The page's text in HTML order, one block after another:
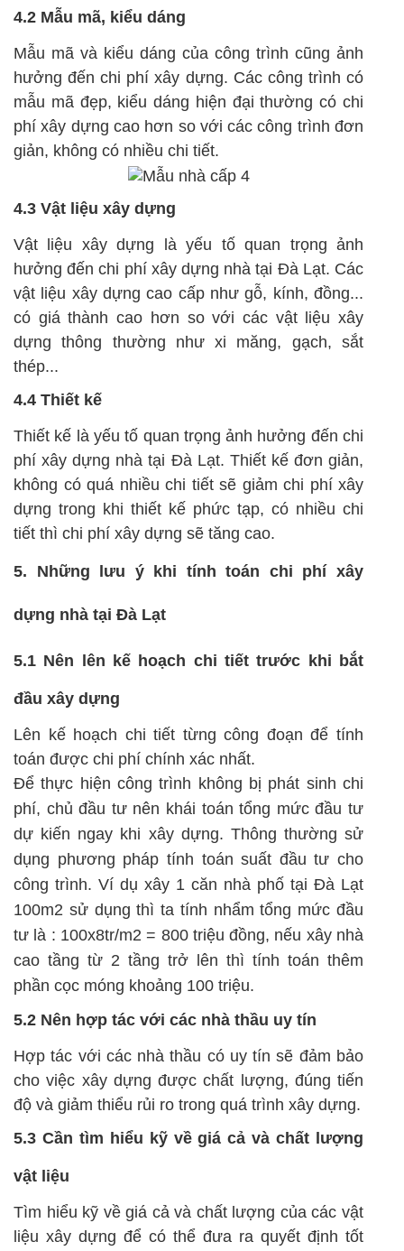
4.2 Mẫu mã, kiểu dáng
Mẫu mã và kiểu dáng của công trình cũng ảnh
hưởng đến chi phí xây dựng. Các công trình có
mẫu mã đẹp, kiểu dáng hiện đại thường có chi
phí xây dựng cao hơn so với các công trình đơn
giản, không có nhiều chi tiết.
4.3 Vật liệu xây dựng
Vật liệu xây dựng là yếu tố quan trọng ảnh
hưởng đến chi phí xây dựng nhà tại Đà Lạt. Các
vật liệu xây dựng cao cấp như gỗ, kính, đồng...
có giá thành cao hơn so với các vật liệu xây
dựng thông thường như xi măng, gạch, sắt
thép...
4.4 Thiết kế
Thiết kế là yếu tố quan trọng ảnh hưởng đến chi
phí xây dựng nhà tại Đà Lạt. Thiết kế đơn giản,
không có quá nhiều chi tiết sẽ giảm chi phí xây
dựng trong khi thiết kế phức tạp, có nhiều chi
tiết thì chi phí xây dựng sẽ tăng cao.
5. Những lưu ý khi tính toán chi phí xây
dựng nhà tại Đà Lạt
5.1 Nên lên kế hoạch chi tiết trước khi bắt
đầu xây dựng
Lên kế hoạch chi tiết từng công đoạn để tính
toán được chi phí chính xác nhất.
Để thực hiện công trình không bị phát sinh chi
phí, chủ đầu tư nên khái toán tổng mức đầu tư
dự kiến ngay khi xây dựng. Thông thường sử
dụng phương pháp tính toán suất đầu tư cho
công trình. Ví dụ xây 1 căn nhà phố tại Đà Lạt
100m2 sử dụng thì ta tính nhẩm tổng mức đầu
tư là : 100x8tr/m2 = 800 triệu đồng, nếu xây nhà
cao tầng từ 2 tầng trở lên thì tính toán thêm
phần cọc móng khoảng 100 triệu.
5.2 Nên hợp tác với các nhà thầu uy tín
Hợp tác với các nhà thầu có uy tín sẽ đảm bảo
cho việc xây dựng được chất lượng, đúng tiến
độ và giảm thiểu rủi ro trong quá trình xây dựng.
5.3 Cần tìm hiểu kỹ về giá cả và chất lượng
vật liệu
Tìm hiểu kỹ về giá cả và chất lượng của các vật
liệu xây dựng để có thể đưa ra quyết định tốt